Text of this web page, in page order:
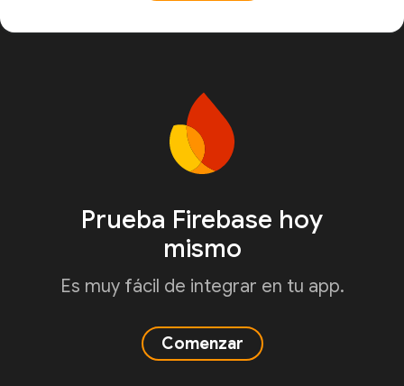
Prueba Firebase hoy
mismo
Es muy fácil de integrar en tu app.
Comenzar